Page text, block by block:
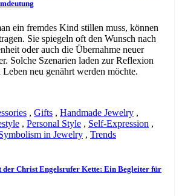
ein fremdes Kind stillen muss, können
Sie spiegeln oft den Wunsch nach
oder auch die Übernahme neuer
Solche Szenarien laden zur Reflexion
neu genährt werden möchte.
, Gifts , Handmade Jewelry ,
, Personal Style , Self-Expression ,
in Jewelry , Trends
der Christ Engelsrufer Kette: Ein Begleiter für